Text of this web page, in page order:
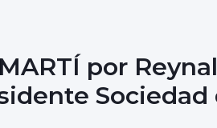
por
Sociedad